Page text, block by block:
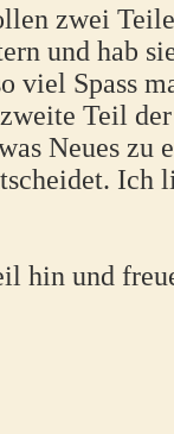
zwei
und hab
viel Spass
Teil
Neues zu
Ich
hin und